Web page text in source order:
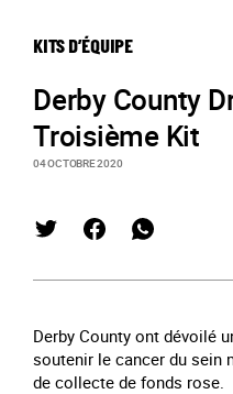
KITS D’ÉQUIPE
Derby County
Troisième Kit
04 OCTOBRE 2020
Derby County ont dévoilé
soutenir le cancer du sein
de collecte de fonds rose.